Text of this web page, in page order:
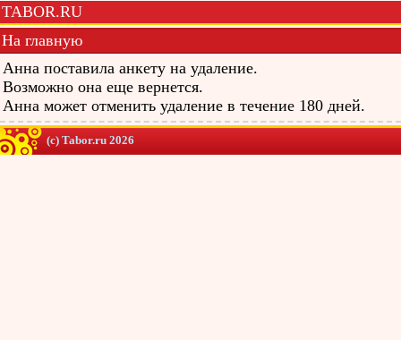
TABOR.RU
На главную
Анна поставила анкету на удаление.
Возможно она еще вернется.
Анна может отменить удаление в течение 180 дней.
(c) Tabor.ru 2026